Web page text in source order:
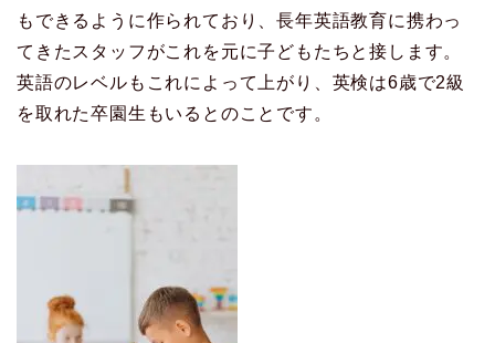
もできるように作られており、長年英語教育に携わっ
てきたスタッフがこれを元に子どもたちと接します。
英語のレベルもこれによって上がり、英検は6歳で2級
を取れた卒園生もいるとのことです。